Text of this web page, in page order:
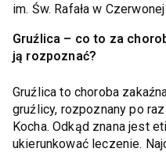
im. Św. Rafała w
Gruźlica – co to za
ją rozpoznać?
Gruźlica to choroba
gruźlicy, rozpoznany po
Kocha. Odkąd znana jest
ukierunkować leczenie.